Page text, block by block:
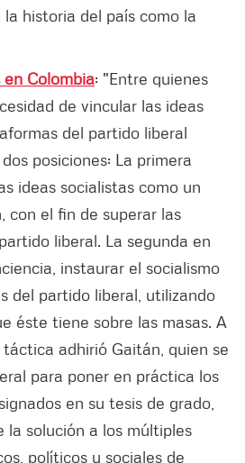
historia del país como la
en Colombia: "Entre quienes
de vincular las ideas
del partido liberal
posiciones: La primera
ideas socialistas como un
con el fin de superar las
liberal. La segunda en
instaurar el socialismo
del partido liberal, utilizando
éste tiene sobre las masas. A
adhirió Gaitán, quien se
para poner en práctica los
en su tesis de grado,
la solución a los múltiples
políticos y sociales de